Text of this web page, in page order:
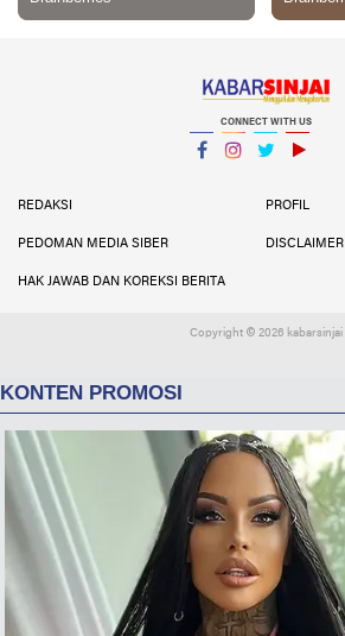
CONNECT WITH US
REDAKSI
PROFIL
PEDOMAN MEDIA SIBER DISCLAIMER
HAK JAWAB DAN KOREKSI BERITA
Copyright © 2026 kabarsinjai